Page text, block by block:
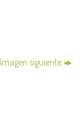
Imagen siguiente